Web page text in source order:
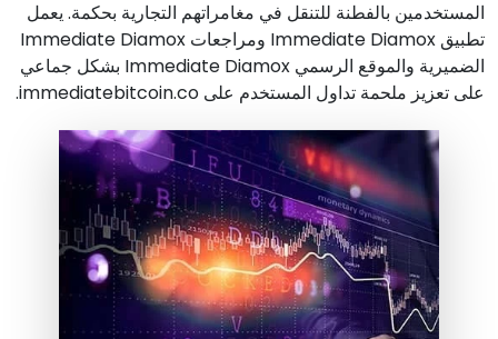
المستخدمين بالفطنة للتنقل في مغامراتهم التجارية بحكمة. يعمل
تطبيق Immediate Diamox ومراجعات Immediate Diamox
الضميرية والموقع الرسمي Immediate Diamox بشكل جماعي
على تعزيز ملحمة تداول المستخدم على immediatebitcoin.co.